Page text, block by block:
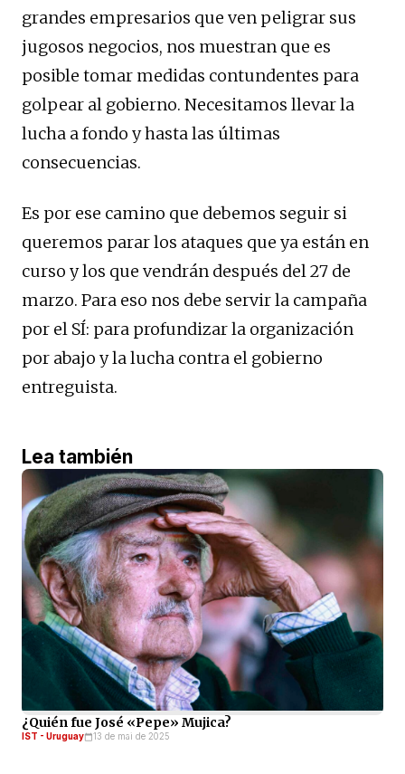
grandes empresarios que ven peligrar sus
jugosos negocios, nos muestran que es
posible tomar medidas contundentes para
golpear al gobierno. Necesitamos llevar la
lucha a fondo y hasta las últimas
consecuencias.
Es por ese camino que debemos seguir si
queremos parar los ataques que ya están en
curso y los que vendrán después del 27 de
marzo. Para eso nos debe servir la campaña
por el SÍ: para profundizar la organización
por abajo y la lucha contra el gobierno
entreguista.
Lea también
¿Quién fue José «Pepe» Mujica?
IST - Uruguay 13 de mai de 2025